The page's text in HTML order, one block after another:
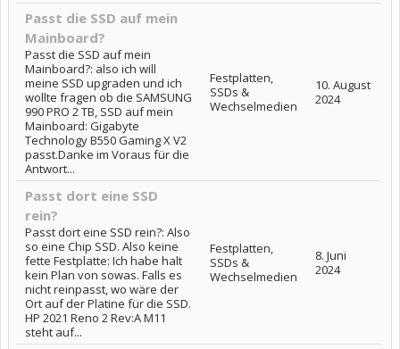
Passt die SSD auf mein
Mainboard?
Passt die SSD auf mein
Mainboard?: also ich will
meine SSD upgraden und ich
wollte fragen ob die SAMSUNG
990 PRO 2 TB, SSD auf mein
Mainboard: Gigabyte
Technology B550 Gaming X V2
passt.Danke im Voraus für die
Antwort...
Festplatten,
SSDs &
Wechselmedien
10. August
2024
Passt dort eine SSD
rein?
Passt dort eine SSD rein?: Also
so eine Chip SSD. Also keine
fette Festplatte: Ich habe halt
kein Plan von sowas. Falls es
nicht reinpasst, wo wäre der
Ort auf der Platine für die SSD.
HP 2021 Reno 2 Rev:A M11
steht auf...
Festplatten,
SSDs &
Wechselmedien
8. Juni
2024